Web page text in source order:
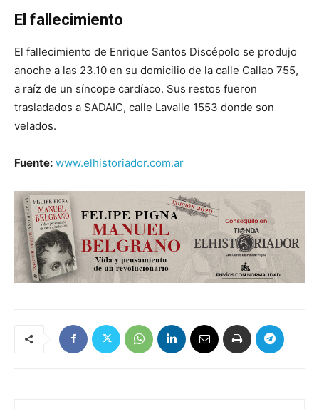
El fallecimiento
El fallecimiento de Enrique Santos Discépolo se produjo
anoche a las 23.10 en su domicilio de la calle Callao 755,
a raíz de un síncope cardíaco. Sus restos fueron
trasladados a SADAIC, calle Lavalle 1553 donde son
velados.
Fuente: www.elhistoriador.com.ar